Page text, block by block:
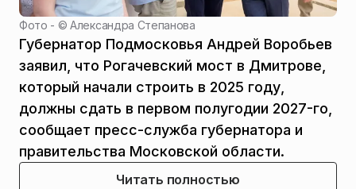
Фото - ©Александра Степанова
Губернатор Подмосковья Андрей Воробьев
заявил, что Рогачевский мост в Дмитрове,
который начали строить в 2025 году,
должны сдать в первом полугодии 2027-го,
сообщает пресс-служба губернатора и
правительства Московской области.
Читать полностью